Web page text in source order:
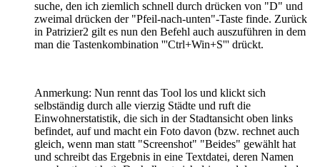
suche, den ich ziemlich schnell durch drücken von "D" und
zweimal drücken der "Pfeil-nach-unten"-Taste finde. Zurück
in Patrizier2 gilt es nun den Befehl auch auszuführen in dem
man die Tastenkombination '''Ctrl+Win+S''' drückt.
Anmerkung: Nun rennt das Tool los und klickt sich
selbständig durch alle vierzig Städte und ruft die
Einwohnerstatistik, die sich in der Stadtansicht oben links
befindet, auf und macht ein Foto davon (bzw. rechnet auch
gleich, wenn man statt "Screenshot" "Beides" gewählt hat
und schreibt das Ergebnis in eine Textdatei, deren Namen